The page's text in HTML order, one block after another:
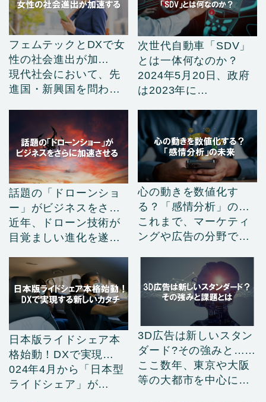
フェムテックとDXで女
性の社会進出が加
速……
現代社会において、先
進国・新興国を問わ
次世代自動車「SDV」
とは一体何なのか？
2024年5月20日、政府
は2023年に…
話題の「ドローンショ
ー」がビジネスをさ
ら……
近年、ドローン技術が
目覚ましい進化を遂
心の動きを数値化す
る？「感情分析」の未
来
これまで、マーケティ
ングや広告の分野で
日本版ライドシェア本
格始動！DXで実現
す……
024年4月から「日本型
ライドシェア」が…
3D広告は新しいスタン
ダード?その強みと……
ここ数年、東京や大阪
等の大都市を中心に